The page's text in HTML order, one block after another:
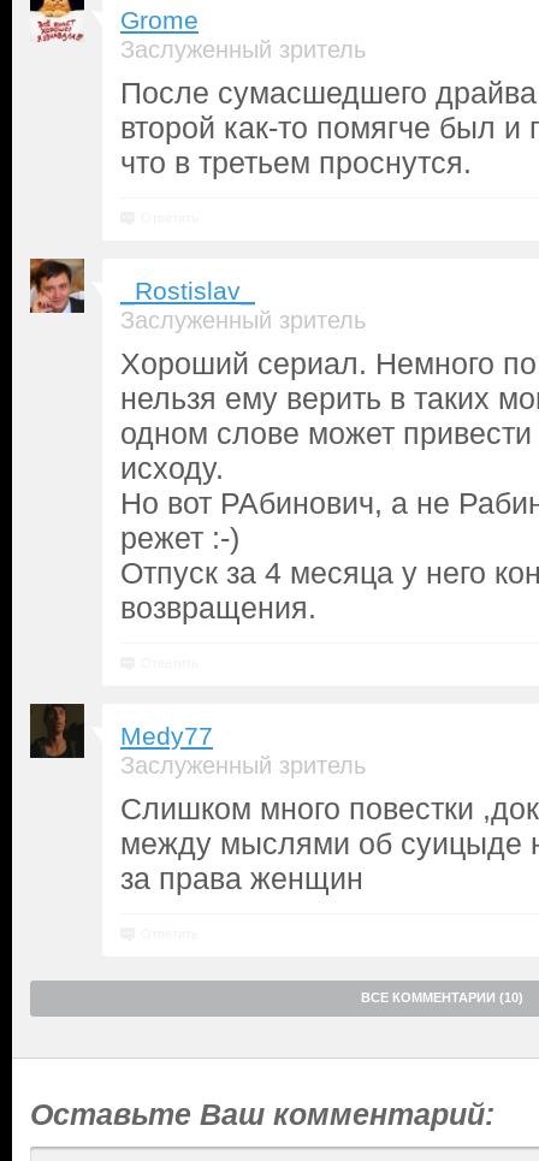
Grome
Заслуженный зритель
После сумасшедшего драйва
второй как-то помягче был
что в третьем проснутся.
_Rostislav_
Заслуженный зритель
Хороший сериал. Немного
нельзя ему верить в таких
одном слове может
исходу.
Но вот РАбинович, а не
режет :-)
Отпуск за 4 месяца у него
возвращения.
Medy77
Заслуженный зритель
Слишком много повестки
между мыслями об суицыде
за права женщин
ВСЕ КОММЕНТАРИИ (10)
Оставьте Ваш комментарий: